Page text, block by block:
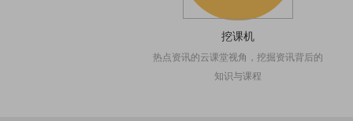
挖课机
热点资讯的云课堂视角，挖掘资讯背后的
知识与课程